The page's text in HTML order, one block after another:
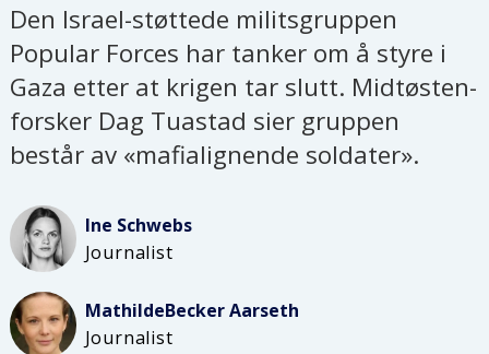
Den Israel-støttede militsgruppen
Popular Forces har tanker om å styre i
Gaza etter at krigen tar slutt. Midtøsten-
forsker Dag Tuastad sier gruppen
består av «mafialignende soldater».
Ine Schwebs
Journalist
MathildeBecker Aarseth
Journalist